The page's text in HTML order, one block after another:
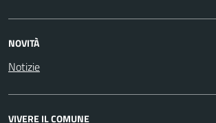
NOVITÀ
Notizie
VIVERE IL COMUNE